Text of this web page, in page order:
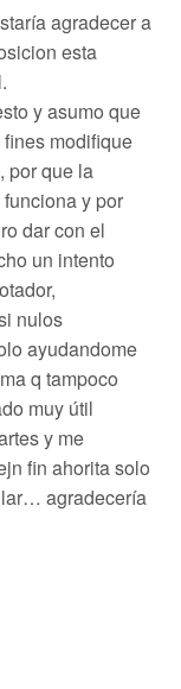
agradecer a
esta
y asumo que
modifique
por que la
y por
dar con el
un intento
nulos
ayudandome
q tampoco
muy útil
y me
fin ahorita solo
agradecería